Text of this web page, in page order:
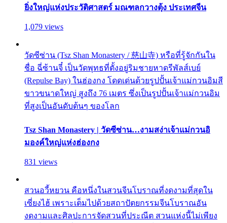
ยิ่งใหญ่แห่งประวัติศาสตร์ มณฑลกวางตุ้ง ประเทศจีน
1,079 views
วัดซีซ่าน (Tsz Shan Monastery / 慈山寺) หรือที่รู้จักกันใน
ชื่อ ฉี่ซ้านจี๋ เป็นวัดพุทธที่ตั้งอยู่ริมชายหาดรีพัลส์เบย์
(Repulse Bay) ในฮ่องกง โดดเด่นด้วยรูปปั้นเจ้าแม่กวนอิมสี
ขาวขนาดใหญ่ สูงถึง 76 เมตร ซึ่งเป็นรูปปั้นเจ้าแม่กวนอิม
ที่สูงเป็นอันดับต้นๆ ของโลก
Tsz Shan Monastery | วัดซีซ่าน…งามสง่าเจ้าแม่กวนอิ
มองค์ใหญ่แห่งฮ่องกง
831 views
สวนอวี้หยวน คือหนึ่งในสวนจีนโบราณที่งดงามที่สุดใน
เซี่ยงไฮ้ เพราะเต็มไปด้วยสถาปัตยกรรมจีนโบราณอัน
งดงามและศิลปะการจัดสวนที่ประณีต สวนแห่งนี้ไม่เพียง